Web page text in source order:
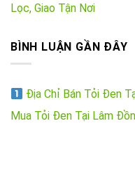
Lọc, Giao Tận Nơi
BÌNH LUẬN GẦN ĐÂY
Địa Chỉ Bán Tỏi Đen
Mua Tỏi Đen Tại Lâm